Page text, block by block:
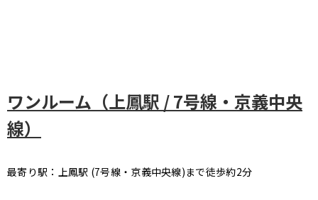
ワンルーム（上鳳駅 / 7号線・京義中央
線）
最寄り駅：上鳳駅 (7号線・京義中央線)まで徒歩約2分